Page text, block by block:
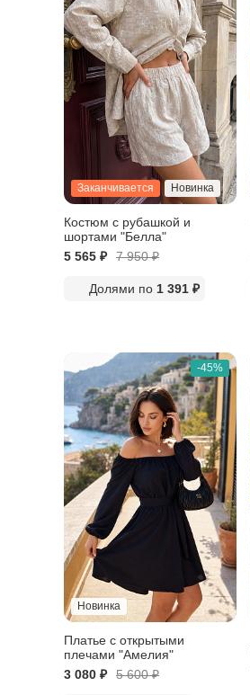
Заканчивается Новинка
Костюм с рубашкой и
шортами "Белла"
5 565 ₽
7 950₽
Долями по 1 391 ₽
-45%
Новинка
Платье c открытыми
плечами "Амелия"
3 080 ₽
5 600₽